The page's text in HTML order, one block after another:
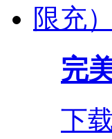
完
下